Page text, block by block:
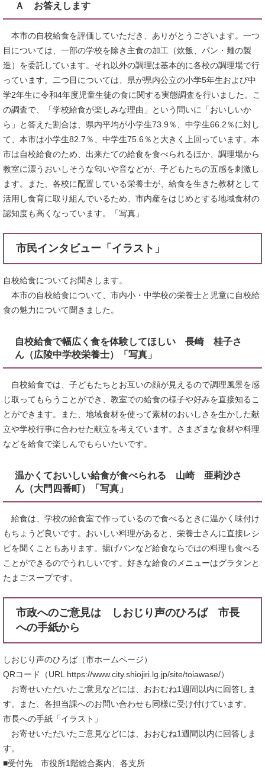
Ａ お答えします
本市の自校給食を評価していただき、ありがとうございます。一つ
目については、一部の学校を除き主食の加工（炊飯、パン・麺の製
造）を委託しています。それ以外の調理は基本的に各校の調理場で行
っています。二つ目については、県が県内公立の小学5年生および中
学2年生に令和4年度児童生徒の食に関する実態調査を行いました。こ
の調査で、「学校給食が楽しみな理由」という問いに「おいしいか
ら」と答えた割合は、県内平均が小学生73.9％、中学生66.2％に対し
て、本市は小学生82.7％、中学生75.6％と大きく上回っています。本
市は自校給食のため、出来たての給食を食べられるほか、調理場から
教室に漂うおいしそうな匂いや音などが、子どもたちの五感を刺激し
ます。また、各校に配置している栄養士が、給食を生きた教材として
活用し食育に取り組んでいるため、市内産をはじめとする地域食材の
認知度も高くなっています。「写真」
市民インタビュー「イラスト」
自校給食についてお聞きします。
本市の自校給食について、市内小・中学校の栄養士と児童に自校給
食の魅力について聞きました。
自校給食で幅広く食を体験してほしい 長崎 桂子さ
ん（広陵中学校栄養士）「写真」
自校給食では、子どもたちとお互いの顔が見えるので調理風景を感
じ取ってもらうことができ、教室での給食の様子や好みを直接知るこ
とができます。また、地域食材を使って素材のおいしさを生かした献
立や学校行事に合わせた献立を考えています。さまざまな食材や料理
などを給食で楽しんでもらいたいです。
温かくておいしい給食が食べられる 山崎 亜莉沙さ
ん（大門四番町）「写真」
給食は、学校の給食室で作っているので食べるときに温かく味付け
もちょうど良いです。おいしい料理があると、栄養士さんに直接レシ
ピを聞くこともあります。揚げパンなど給食ならではの料理も食べる
ことができるのでうれしいです。好きな給食のメニューはグラタンと
たまごスープです。
市政へのご意見は しおじり声のひろば 市長
への手紙から
しおじり声のひろば（市ホームページ）
QRコード（URL https://www.city.shiojiri.lg.jp/site/toiawase/）
お寄せいただいたご意見などには、おおむね1週間以内に回答しま
す。また、各担当課へのお問い合わせも同様に受け付けています。
市長への手紙「イラスト」
お寄せいただいたご意見などには、おおむね1週間以内に回答しま
す。
■受付先 市役所1階総合案内、各支所